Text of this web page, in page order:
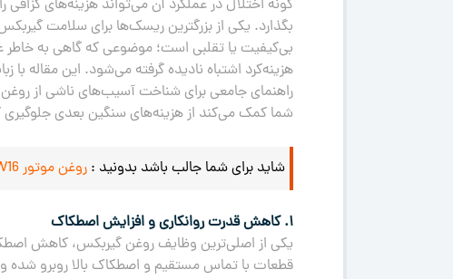
گونه اختلال در عملکرد آن می‌تواند هزینه‌های
بگذارد. یکی از بزرگترین ریسک‌ها برای سلامت
بی‌کیفیت یا تقلبی است؛ موضوعی که گاهی به خاطر
هزینه‌کرد اشتباه نادیده گرفته می‌شود. این مقاله با
راهنمای جامعی برای شناخت آسیب‌های ناشی از روغن
شما کمک می‌کند از هزینه‌های سنگین بعدی جلوگیری
شايد برای شما جالب باشد بدونيد : روغن موتور 0W16
۱. کاهش قدرت روانکاری و افزایش اصطکاک
یکی از اصلی‌ترین وظایف روغن گیربکس، کاهش
قطعات با تماس مستقیم و اصطکاک بالا روبرو شده